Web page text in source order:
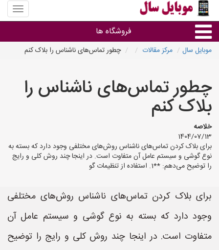
منوی
سایت
سال
فروشگاه ها
سایر گروه ها
موبایل سال مرکز مقالات چطور تماس‌های ناشناس را بلاک کنم
چطور تماس‌های ناشناس را
بلاک کنم
خلاصه
1404/07/13
برای بلاک کردن تماس‌های ناشناس روش‌های مختلفی وجود دارد که بسته به
نوع گوشی و سیستم عامل آن متفاوت است. در اینجا چند روش کلی و رایج
را توضیح می‌دهم: **1. استفاده از تنظیمات گو
برای بلاک کردن تماس‌های ناشناس روش‌های مختلفی
وجود دارد که بسته به نوع گوشی و سیستم عامل آن
متفاوت است. در اینجا چند روش کلی و رایج را توضیح